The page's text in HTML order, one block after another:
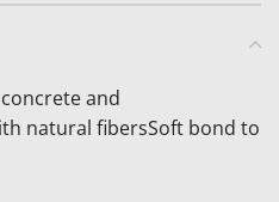
and
natural fibersSoft bond to